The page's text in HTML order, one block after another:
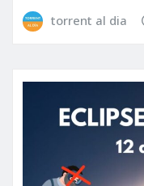
torrent al dia